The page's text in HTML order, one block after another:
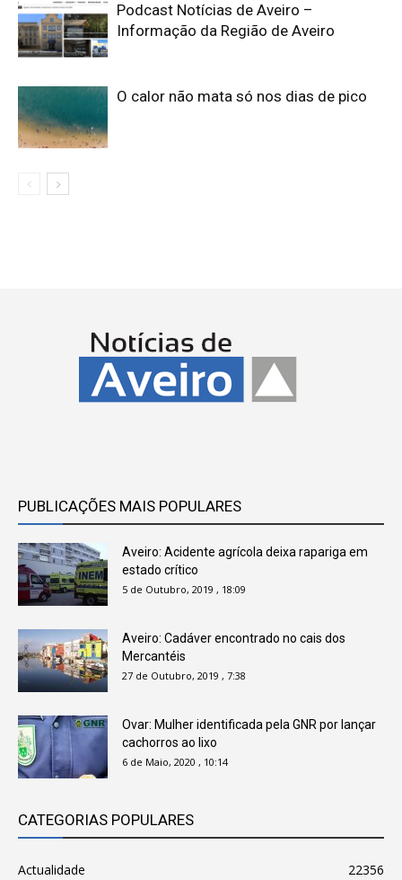
Podcast Notícias de Aveiro –
Informação da Região de Aveiro
O calor não mata só nos dias de pico
PUBLICAÇÕES MAIS POPULARES
Aveiro: Acidente agrícola deixa rapariga em
estado crítico
5 de Outubro, 2019 , 18:09
Aveiro: Cadáver encontrado no cais dos
Mercantéis
27 de Outubro, 2019 , 7:38
Ovar: Mulher identificada pela GNR por lançar
cachorros ao lixo
6 de Maio, 2020 , 10:14
CATEGORIAS POPULARES
Actualidade 22356